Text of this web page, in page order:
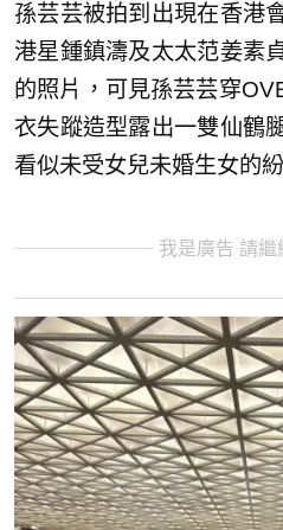
孫芸芸被拍到出現在香港
港星鍾鎮濤及太太范姜素
的照片，可見孫芸芸穿
衣失蹤造型露出一雙仙鶴
看似未受女兒未婚生女的
我是廣告 請繼